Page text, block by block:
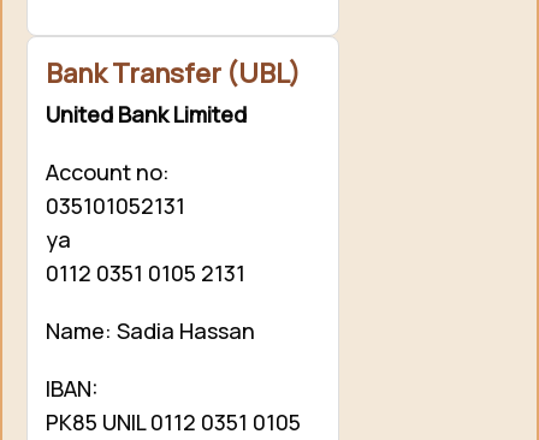
Bank Transfer (UBL)
United Bank Limited
Account no:
035101052131
ya
0112 0351 0105 2131
Name: Sadia Hassan
IBAN:
PK85 UNIL 0112 0351 0105